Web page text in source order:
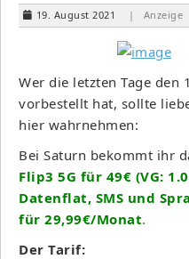
19. August 2021 | Anzeige
Wer die letzten Tage den
vorbestellt hat, sollte
hier wahrnehmen:
Bei Saturn bekommt ihr
Flip3 5G für 49€ (VG:
Datenflat, SMS und
für 29,99€/Monat.
Der Tarif: